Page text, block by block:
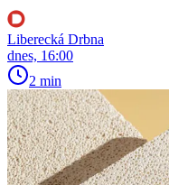
Liberecká Drbna
dnes, 16:00
2 min